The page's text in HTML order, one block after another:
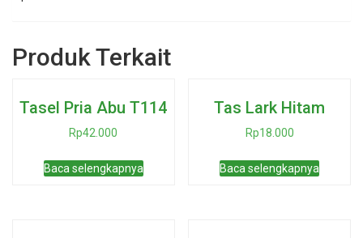
'
Produk Terkait
Tasel Pria Abu T114
Rp42.000
Baca selengkapnya
Tas Lark Hitam
Rp18.000
Baca selengkapnya